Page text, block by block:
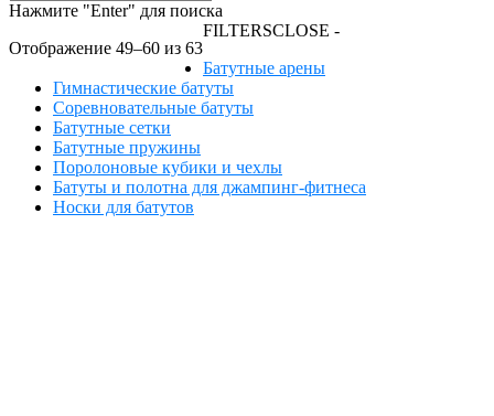
Нажмите "Enter" для поиска
Отображение 49–60 из 63
FILTERSCLOSE -
Батутные арены
Гимнастические батуты
Соревновательные батуты
Батутные сетки
Батутные пружины
Поролоновые кубики и чехлы
Батуты и полотна для джампинг-фитнеса
Носки для батутов